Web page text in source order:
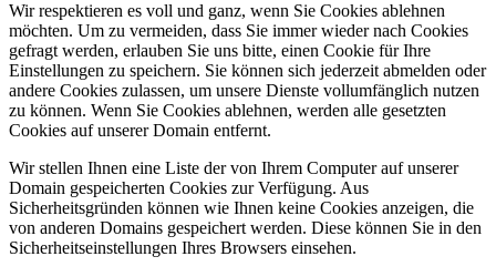
Wir respektieren es voll und ganz, wenn Sie Cookies ablehnen
möchten. Um zu vermeiden, dass Sie immer wieder nach Cookies
gefragt werden, erlauben Sie uns bitte, einen Cookie für Ihre
Einstellungen zu speichern. Sie können sich jederzeit abmelden oder
andere Cookies zulassen, um unsere Dienste vollumfänglich nutzen
zu können. Wenn Sie Cookies ablehnen, werden alle gesetzten
Cookies auf unserer Domain entfernt.
Wir stellen Ihnen eine Liste der von Ihrem Computer auf unserer
Domain gespeicherten Cookies zur Verfügung. Aus
Sicherheitsgründen können wie Ihnen keine Cookies anzeigen, die
von anderen Domains gespeichert werden. Diese können Sie in den
Sicherheitseinstellungen Ihres Browsers einsehen.